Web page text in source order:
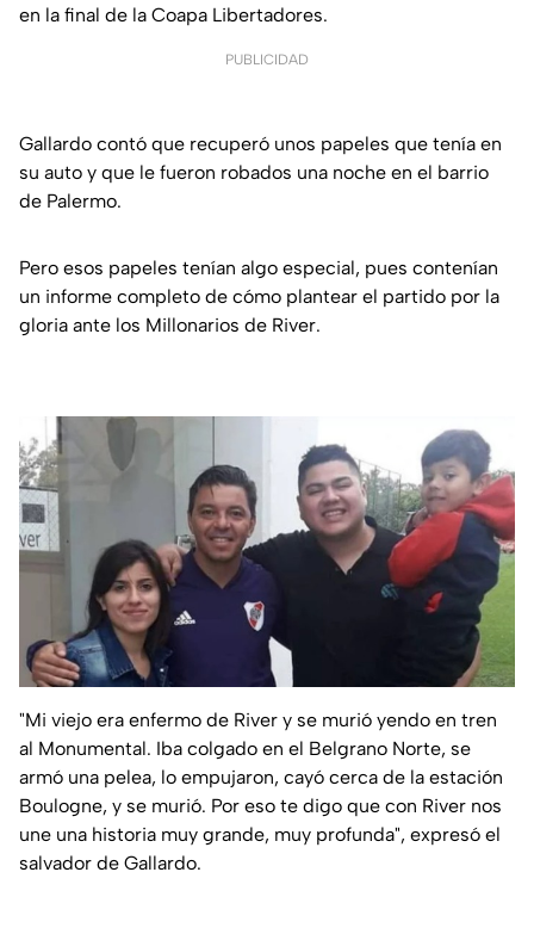
en la final de la Coapa Libertadores.
PUBLICIDAD
Gallardo contó que recuperó unos papeles que tenía en
su auto y que le fueron robados una noche en el barrio
de Palermo.
Pero esos papeles tenían algo especial, pues contenían
un informe completo de cómo plantear el partido por la
gloria ante los Millonarios de River.
"Mi viejo era enfermo de River y se murió yendo en tren
al Monumental. Iba colgado en el Belgrano Norte, se
armó una pelea, lo empujaron, cayó cerca de la estación
Boulogne, y se murió. Por eso te digo que con River nos
une una historia muy grande, muy profunda", expresó el
salvador de Gallardo.